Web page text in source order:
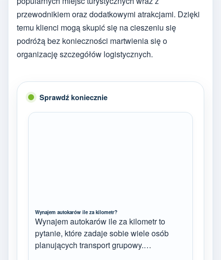
przewodnikiem oraz dodatkowymi atrakcjami. Dzięki
temu klienci mogą skupić się na cieszeniu się
podróżą bez konieczności martwienia się o
organizację szczegółów logistycznych.
Sprawdź koniecznie
Wynajem autokarów ile za kilometr?
Wynajem autokarów ile za kilometr to
pytanie, które zadaje sobie wiele osób
planujących transport grupowy.…